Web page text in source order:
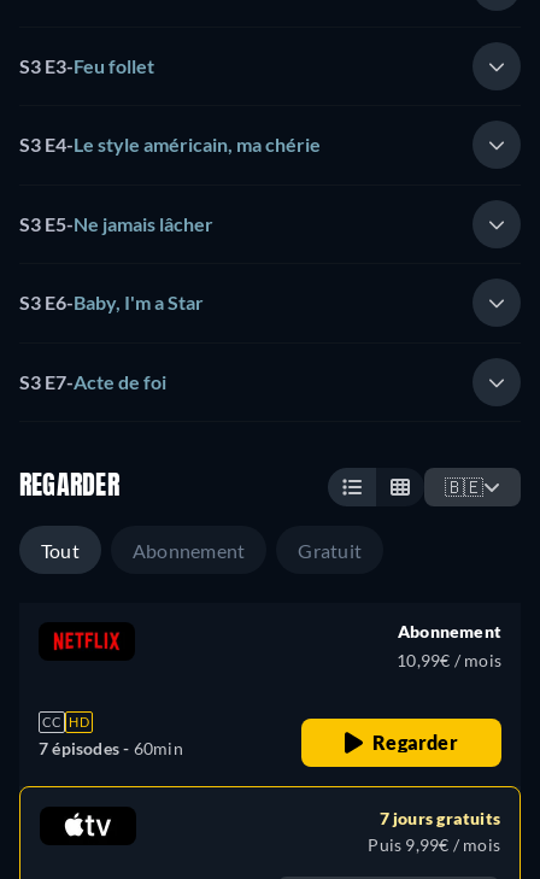
S3 E3-Feu follet
S3 E4-Le style américain, ma chérie
S3 E5-Ne jamais lâcher
S3 E6-Baby, I'm a Star
S3 E7-Acte de foi
REGARDER 🇧🇪
Tout Abonnement Gratuit
CC HD
7 épisodes - 60min
Abonnement
10,99€ / mois
Regarder
7 jours gratuits
Puis 9,99€ / mois